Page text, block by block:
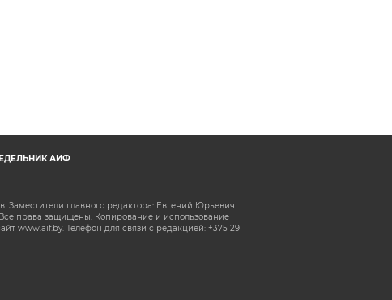
АИФ
главного редактора: Евгений Юрьевич
права защищены. Копирование и использование
www.aif.by. Телефон для связи с редакцией: +375 29